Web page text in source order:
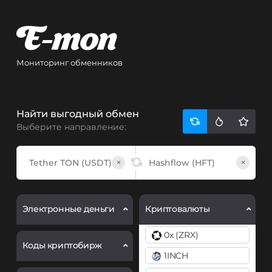
Мониторинг обменников
Найти выгодный обмен
Выберите направление:
× ×
Электронные деньги
Коды криптобирж
Криптовалюты
0x (ZRX)
1INCH